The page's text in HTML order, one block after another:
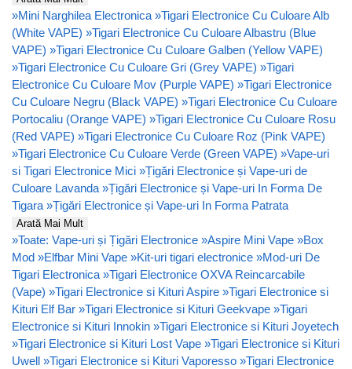
»Mini Narghilea Electronica »Tigari Electronice Cu Culoare Alb
(White VAPE) »Tigari Electronice Cu Culoare Albastru (Blue
VAPE) »Tigari Electronice Cu Culoare Galben (Yellow VAPE)
»Tigari Electronice Cu Culoare Gri (Grey VAPE) »Tigari
Electronice Cu Culoare Mov (Purple VAPE) »Tigari Electronice
Cu Culoare Negru (Black VAPE) »Tigari Electronice Cu Culoare
Portocaliu (Orange VAPE) »Tigari Electronice Cu Culoare Rosu
(Red VAPE) »Tigari Electronice Cu Culoare Roz (Pink VAPE)
»Tigari Electronice Cu Culoare Verde (Green VAPE) »Vape-uri
si Tigari Electronice Mici »Țigări Electronice și Vape-uri de
Culoare Lavanda »Țigări Electronice și Vape-uri In Forma De
Tigara »Țigări Electronice și Vape-uri In Forma Patrata
Arată Mai Mult
»Toate: Vape-uri și Țigări Electronice »Aspire Mini Vape »Box
Mod »Elfbar Mini Vape »Kit-uri tigari electronice »Mod-uri De
Tigari Electronica »Tigari Electronice OXVA Reincarcabile
(Vape) »Tigari Electronice si Kituri Aspire »Tigari Electronice si
Kituri Elf Bar »Tigari Electronice si Kituri Geekvape »Tigari
Electronice si Kituri Innokin »Tigari Electronice si Kituri Joyetech
»Tigari Electronice si Kituri Lost Vape »Tigari Electronice si Kituri
Uwell »Tigari Electronice si Kituri Vaporesso »Tigari Electronice